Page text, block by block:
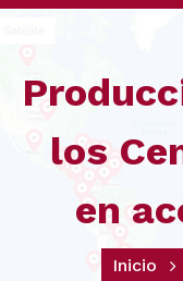
los
en
Inicio